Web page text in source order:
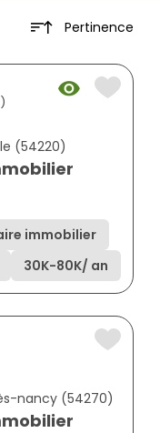
Pertinence
(54220)
immobilier
30K-80K/ an
nancy (54270)